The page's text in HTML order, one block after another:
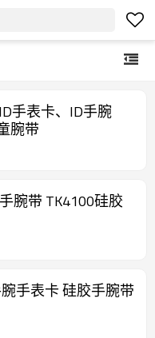
手表卡、ID手腕
腕带
腕带 TK4100硅胶
手表卡 硅胶手腕带